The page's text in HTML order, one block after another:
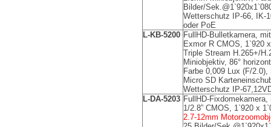
Bilder/
Wetterschutz IP-66, IK-
oder PoE
L-KB-5200 FullHD-Bulletkamera,
Exmor R CMOS, 1`920
Triple Stream H.265+/
Miniobjektiv, 86°
Farbe 0,009 Lux (F/
Micro SD
Wetterschutz IP-
L-DA-5203 FullHD-Fixdomekamera,
1/2.8” CMOS, 1`920 x
2.7-12mm